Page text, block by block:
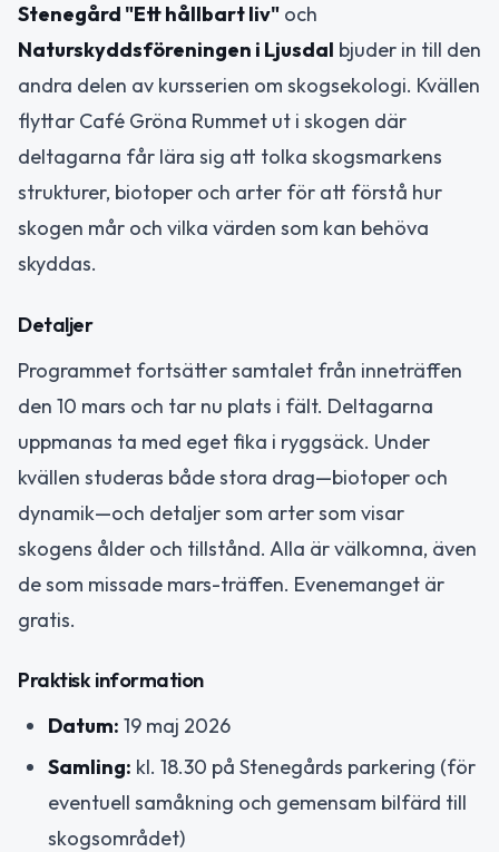
Stenegård "Ett hållbart liv" och
Naturskyddsföreningen i Ljusdal bjuder in till den
andra delen av kursserien om skogsekologi. Kvällen
flyttar Café Gröna Rummet ut i skogen där
deltagarna får lära sig att tolka skogsmarkens
strukturer, biotoper och arter för att förstå hur
skogen mår och vilka värden som kan behöva
skyddas.
Detaljer
Programmet fortsätter samtalet från inneträffen
den 10 mars och tar nu plats i fält. Deltagarna
uppmanas ta med eget fika i ryggsäck. Under
kvällen studeras både stora drag—biotoper och
dynamik—och detaljer som arter som visar
skogens ålder och tillstånd. Alla är välkomna, även
de som missade mars-träffen. Evenemanget är
gratis.
Praktisk information
Datum: 19 maj 2026
Samling: kl. 18.30 på Stenegårds parkering (för
eventuell samåkning och gemensam bilfärd till
skogsområdet)